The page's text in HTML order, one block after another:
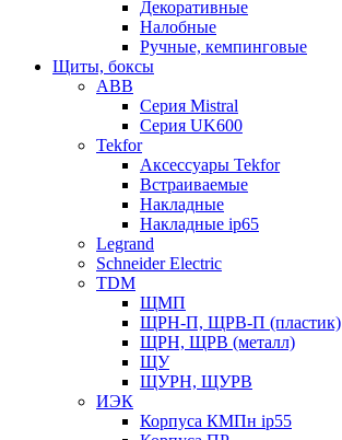
Декоративные
Налобные
Ручные, кемпинговые
Щиты, боксы
ABB
Серия Mistral
Серия UK600
Tekfor
Аксессуары Tekfor
Встраиваемые
Накладные
Накладные ip65
Legrand
Schneider Electric
TDM
ЩМП
ЩРН-П, ЩРВ-П (пластик)
ЩРН, ЩРВ (металл)
ЩУ
ЩУРН, ЩУРВ
ИЭК
Корпуса КМПн ip55